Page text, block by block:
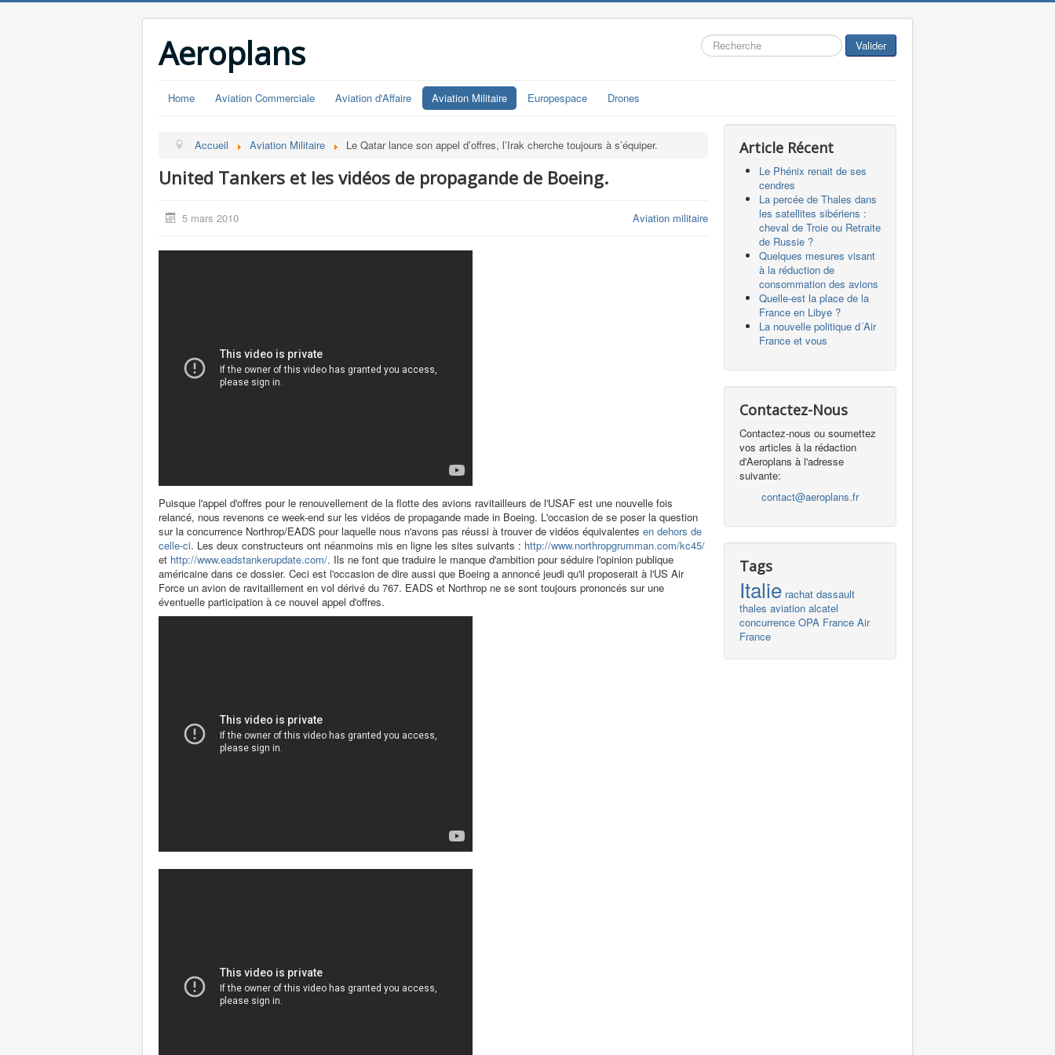
Aeroplans Rechercher Valider
Home Aviation Commerciale Aviation d'Affaire Aviation Militaire Europespace Drones
Accueil Aviation Militaire Le Qatar lance son appel d’offres, l’Irak cherche toujours à s’équiper.
United Tankers et les vidéos de propagande de Boeing.
5 mars 2010 Aviation militaire
Puisque l'appel d'offres pour le renouvellement de la flotte des avions ravitailleurs de l'USAF est une nouvelle fois
relancé, nous revenons ce week-end sur les vidéos de propagande made in Boeing. L'occasion de se poser la question
sur la concurrence Northrop/EADS pour laquelle nous n'avons pas réussi à trouver de vidéos équivalentes en dehors de
celle-ci. Les deux constructeurs ont néanmoins mis en ligne les sites suivants : http://www.northropgrumman.com/kc45/
et http://www.eadstankerupdate.com/. Ils ne font que traduire le manque d'ambition pour séduire l'opinion publique
américaine dans ce dossier. Ceci est l'occasion de dire aussi que Boeing a annoncé jeudi qu'il proposerait à l'US Air
Force un avion de ravitaillement en vol dérivé du 767. EADS et Northrop ne se sont toujours prononcés sur une
éventuelle participation à ce nouvel appel d'offres.
Article Récent
Le Phénix renait de ses
cendres
La percée de Thales dans
les satellites sibériens :
cheval de Troie ou Retraite
de Russie ?
Quelques mesures visant
à la réduction de
consommation des avions
Quelle-est la place de la
France en Libye ?
La nouvelle politique d´Air
France et vous
Contactez-Nous
Contactez-nous ou soumettez
vos articles à la rédaction
d'Aeroplans à l'adresse
suivante:
contact@aeroplans.fr
Tags
Italie rachat dassault
thales aviation alcatel
concurrence OPA France Air
France